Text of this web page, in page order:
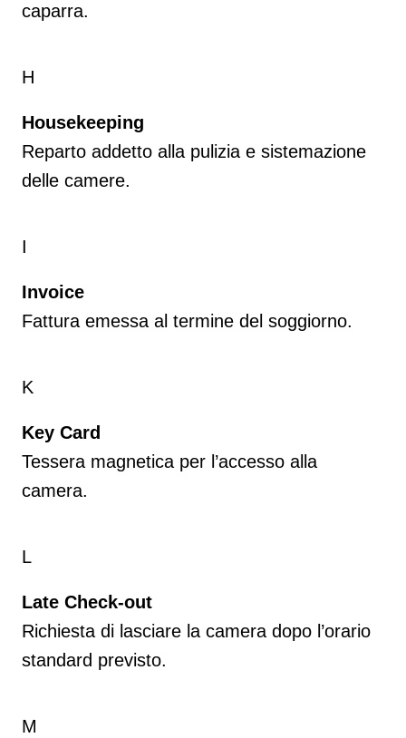
caparra.
H
Housekeeping
Reparto addetto alla pulizia e sistemazione
delle camere.
I
Invoice
Fattura emessa al termine del soggiorno.
K
Key Card
Tessera magnetica per l’accesso alla
camera.
L
Late Check-out
Richiesta di lasciare la camera dopo l’orario
standard previsto.
M